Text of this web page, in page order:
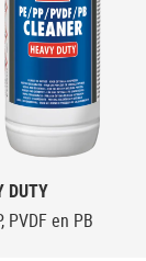
DUTY
PVDF en PB